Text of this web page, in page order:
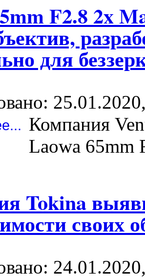
F2.8 2x
для
Компания
Laowa 65mm
Tokina
своих